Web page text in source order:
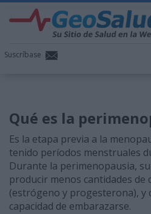
Suscríbase
Qué es la
Es la etapa previa a la
tenido períodos menstruales
Durante la perimenopausia,
producir menos cantidades de
(estrógeno y progesterona), y
capacidad de embarazarse.